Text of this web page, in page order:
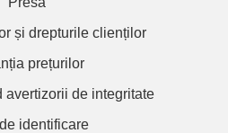
și drepturile clienților
prețurilor
avertizorii de integritate
identificare